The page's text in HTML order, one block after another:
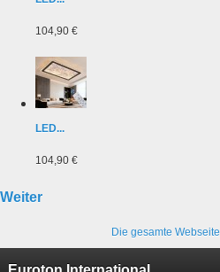
104,90 €
LED...
104,90 €
Weiter
Die gesamte